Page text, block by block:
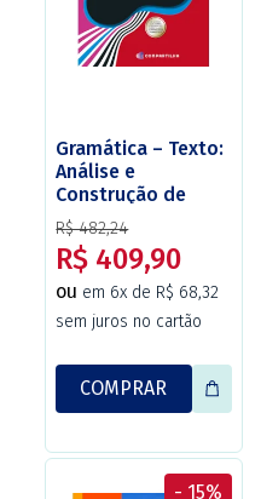
Gramática – Texto:
Análise e
Construção de
Sentido – Maria
Luiza M. Abaurre –
4ª Edição –
Moderna Plus –
Editora Moderna.
R$ 482,24
R$ 409,90
ou em 6x de R$ 68,32
sem juros no cartão
COMPRAR
- 15%